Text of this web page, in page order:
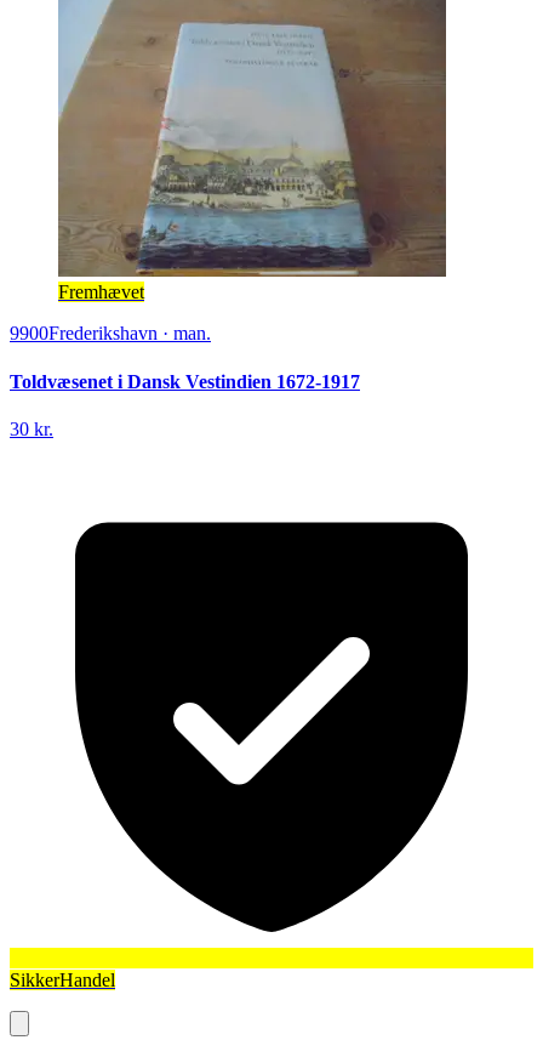
Fremhævet
9900Frederikshavn · man.
Toldvæsenet i Dansk Vestindien 1672-1917
30 kr.
SikkerHandel